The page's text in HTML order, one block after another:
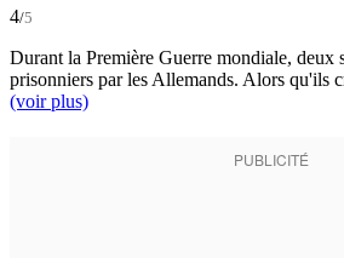
4/5
Durant la Première Guerre mondiale, deux
prisonniers par les Allemands. Alors qu'ils
(voir plus)